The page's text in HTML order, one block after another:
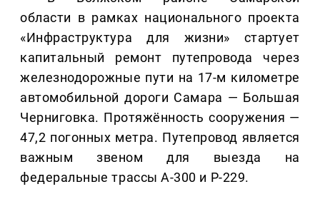
области в рамках национального проекта
«Инфраструктура для жизни» стартует
капитальный ремонт путепровода через
железнодорожные пути на 17-м километре
автомобильной дороги Самара — Большая
Черниговка. Протяжённость сооружения —
47,2 погонных метра. Путепровод является
важным звеном для выезда на
федеральные трассы А-300 и Р-229.